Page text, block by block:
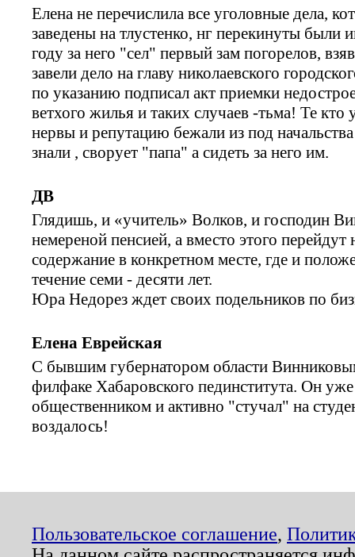
Елена не перечислила все уголовные дела,
заведены на тлустенко, нг перекинуты
году за него "сел" первый зам погорелов,
завели дело на главу николаевского
по указанию подписал акт приемки
ветхого жилья и таких случаев -тьма! Те
нервы и репутацию бежали из под
знали , сворует "папа" а сидеть за него им.
ДВ
Глядишь, и «учитель» Волков, и господин
немереной пенсией, а вместо этого перейдут
содержание в конкретном месте, где и
течение семи - десяти лет.
Юра Недорез ждет своих подельников по
Елена Еврейская
С бывшим губернатором области
филфаке Хабаровского пединститута. Он
общественником и активно "стучал" на
воздалось!
Пользовательское соглашение,